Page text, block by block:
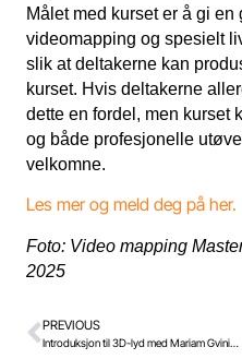
Målet med kurset er å gi
videomapping og spesielt
slik at deltakerne kan
kurset. Hvis deltakerne
dette en fordel, men kurset
og både profesjonelle
velkomne.
Les mer og meld deg på her.
Foto: Video mapping
2025
PREVIOUS
Introduksjon til 3D-lyd med Mariam Gviniashvili november 2026